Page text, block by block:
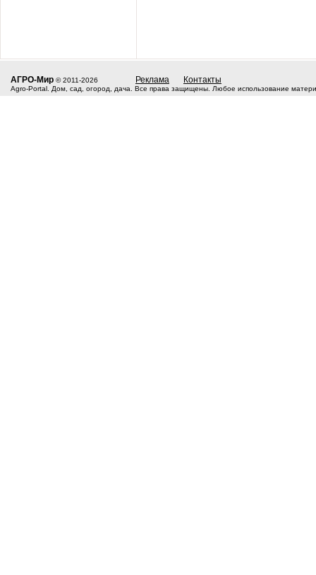
АГРО-Мир © 2011-2026 Реклама Контакты
Agro-Portal. Дом, сад, огород, дача. Все права защищены. Любое использование